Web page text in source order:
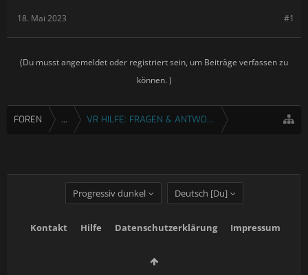
#1
18. Mai 2023
(Du musst angemeldet oder registriert sein, um Beiträge verfassen zu
können. )
FOREN ... VR HILFE: FRAGEN & ANTWORTEN
Progressiv dunkel Deutsch [Du]
Kontakt Hilfe Datenschutzerklärung Impressum